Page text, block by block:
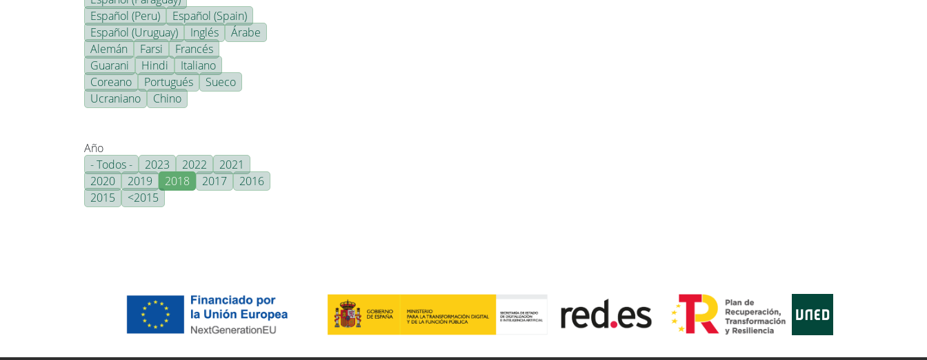
Español (Peru)
Español (Spain)
Español (Uruguay)
Inglés
Árabe
Alemán
Farsi
Francés
Guarani
Hindi
Italiano
Coreano
Portugués
Sueco
Ucraniano
Chino
Año
- Todos -
2023 2022
2021
2020
2019 2018 2017
2016
2015
<2015